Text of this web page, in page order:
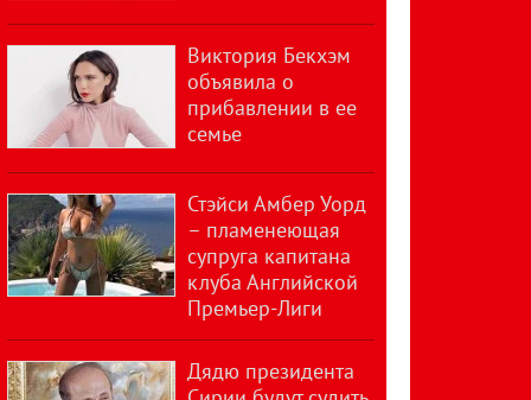
Виктория Бекхэм
объявила о
прибавлении в ее
семье
Стэйси Амбер Уорд
– пламенеющая
супруга капитана
клуба Английской
Премьер-Лиги
Дядю президента